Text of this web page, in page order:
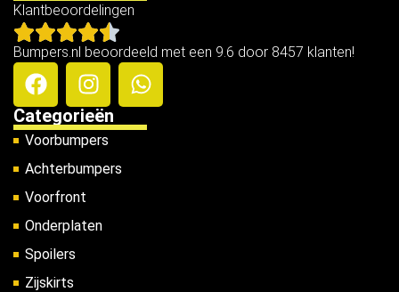
Klantbeoordelingen
Bumpers.nl beoordeeld met een 9.6 door 8457 klanten!
Categorieën
Voorbumpers
Achterbumpers
Voorfront
Onderplaten
Spoilers
Zijskirts